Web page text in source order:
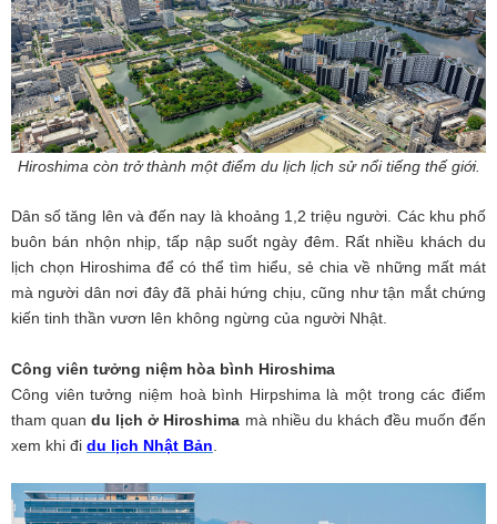
Hiroshima còn trở thành một điểm du lịch lịch sử nổi tiếng thế giới.
Dân số tăng lên và đến nay là khoảng 1,2 triệu người. Các khu phố
buôn bán nhộn nhịp, tấp nập suốt ngày đêm. Rất nhiều khách du
lịch chọn Hiroshima để có thể tìm hiểu, sẻ chia về những mất mát
mà người dân nơi đây đã phải hứng chịu, cũng như tận mắt chứng
kiến tinh thần vươn lên không ngừng của người Nhật.
Công viên tưởng niệm hòa bình Hiroshima
Công viên tưởng niệm hoà bình Hirpshima là một trong các điểm
tham quandu lịch ở Hiroshima mà nhiều du khách đều muốn đến
xem khi đi du lịch Nhật Bản